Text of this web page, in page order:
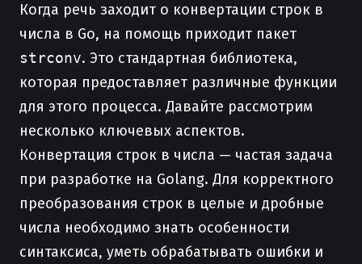
Когда речь заходит о конвертации строк в
числа в Go, на помощь приходит пакет
strconv. Это стандартная библиотека,
которая предоставляет различные функции
для этого процесса. Давайте рассмотрим
несколько ключевых аспектов.
Конвертация строк в числа — частая задача
при разработке на Golang. Для корректного
преобразования строк в целые и дробные
числа необходимо знать особенности
синтаксиса, уметь обрабатывать ошибки и